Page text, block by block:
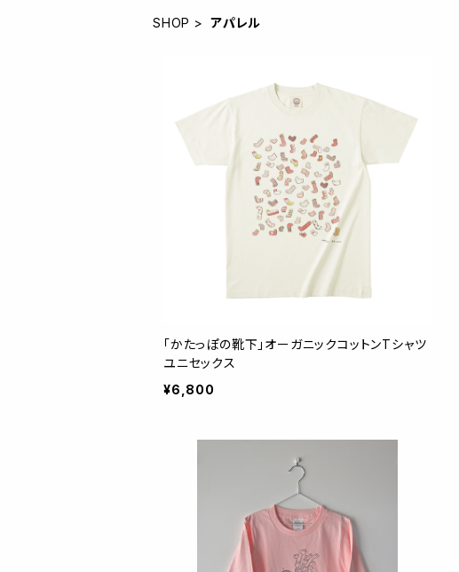
SHOP アパレル
「かたっぽの靴下」オーガニックコットンTシャツ
ユニセックス
¥6,800